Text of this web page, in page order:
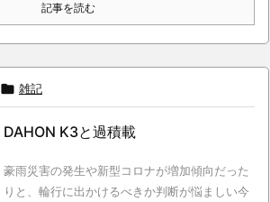
記事を読む
 雑記
DAHON K3と過積載
豪雨災害の発生や新型コロナが増加傾向だった
りと、輪行に出かけるべきか判断が悩ましい今